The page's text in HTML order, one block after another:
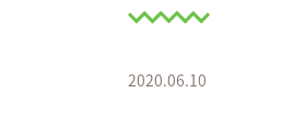
2020.06.10